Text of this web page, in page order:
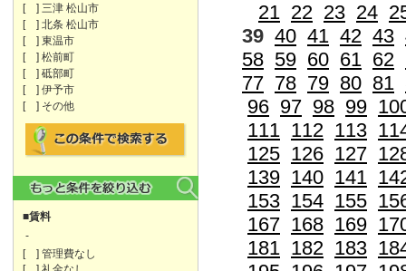
[ ] 三津 松山市
[ ] 北条 松山市
[ ] 東温市
[ ] 松前町
[ ] 砥部町
[ ] 伊予市
[ ] その他
■賃料
-
[ ] 管理費なし
21 22 23 24
39 40 41 42 43
58 59 60 61 62
77 78 79 80 81
96 97 98 99
111 112 113
125 126 127
139 140 141
153 154 155
167 168 169
181 182 183